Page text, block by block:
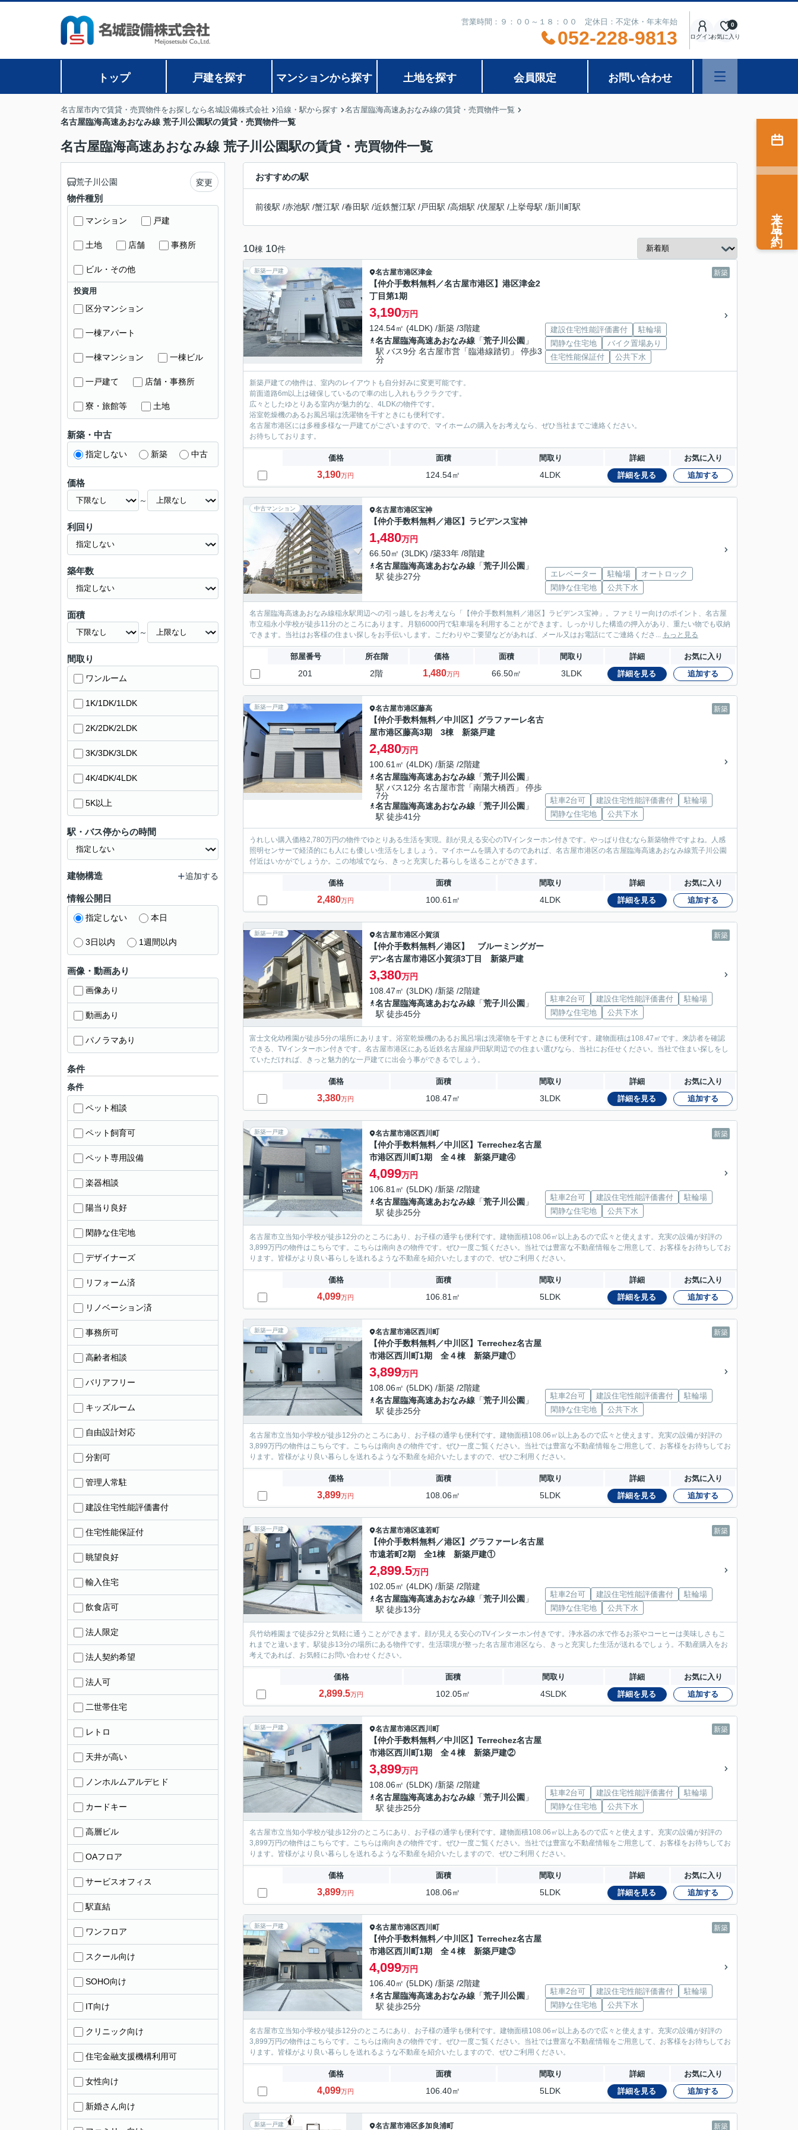
営業時間：９：００～１８：００ 定休日：不定休・年末年始
052-228-9813 ログインお気に入り
0
トップ 戸建を探す マンションから探す 土地を探す 会員限定 お問い合わせ
名古屋市内で賃貸・売買物件をお探しなら名城設備株式会社 沿線・駅から探す 名古屋臨海高速あおなみ線の賃貸・売買物件一覧
名古屋臨海高速あおなみ線 荒子川公園駅の賃貸・売買物件一覧
名古屋臨海高速あおなみ線 荒子川公園駅の賃貸・売買物件一覧
おすすめの駅
前後駅 /赤池駅 /蟹江駅 /春田駅 /近鉄蟹江駅 /戸田駅 /高畑駅 /伏屋駅 / 上挙母駅 /新川町駅
10棟 10件
新築一戸建 新築
名古屋市港区津金
【仲介手数料無料／名古屋市港区】港区津金2
丁目第1期
3,190万円
124.54㎡ (4LDK) /新築 /3階建
名古屋臨海高速あおなみ線 「荒子川公園 」
駅 バス9分 名古屋市営「臨港線踏切」 停歩3
分
建設住宅性能評価書付
駐輪場
閑静な住宅地
バイク置場あり
住宅性能保証付
公共下水
新築戸建ての物件は、室内のレイアウトも自分好みに変更可能です。
前面道路6m以上は確保しているので車の出し入れもラクラクです。
広々としたゆとりある室内が魅力的な、4LDKの物件です。
浴室乾燥機のあるお風呂場は洗濯物を干すときにも便利です。
名古屋市港区には多種多様な一戸建てがございますので、マイホームの購入をお考えなら、ぜひ当社までご連絡ください。
お待ちしております。
価格 面積 間取り 詳細 お気に入り
3,190万円 124.54㎡ 4LDK 詳細を見る 追加する
中古マンション 名古屋市港区宝神
【仲介手数料無料／港区】ラビデンス宝神
1,480万円
66.50㎡ (3LDK) /築33年 /8階建
名古屋臨海高速あおなみ線 「荒子川公園 」
駅 徒歩27分
エレベーター 駐輪場
オートロック
閑静な住宅地
公共下水
名古屋臨海高速あおなみ線稲永駅周辺への引っ越しをお考えなら「【仲介手数料無料／港区】ラビデンス宝神」。ファミリー向けのポイント、名古屋
市立稲永小学校が徒歩11分のところにあります。月額6000円で駐車場を利用することができます。しっかりした構造の押入があり、重たい物でも収納
できます。当社はお客様の住まい探しをお手伝いします。こだわりやご要望などがあれば、メール又はお電話にてご連絡くださ... もっと見る
部屋番号 所在階 価格 面積 間取り 詳細 お気に入り
201 2階 1,480万円 66.50㎡ 3LDK 詳細を見る 追加する
新築一戸建 新築
名古屋市港区藤高
【仲介手数料無料／中川区】グラファーレ名古
屋市港区藤高3期 3棟 新築戸建
2,480万円
100.61㎡ (4LDK) /新築 /2階建
名古屋臨海高速あおなみ線 「荒子川公園 」
駅 バス12分 名古屋市営「南陽大橋西」 停歩
7分
名古屋臨海高速あおなみ線 「荒子川公園 」
駅 徒歩41分
駐車2台可 建設住宅性能評価書付
駐輪場
閑静な住宅地
公共下水
うれしい購入価格2,780万円の物件でゆとりある生活を実現。顔が見える安心のTVインターホン付きです。やっぱり住むなら新築物件ですよね。人感
照明センサーで経済的にも人にも優しい生活をしましょう。マイホームを購入するのであれば、名古屋市港区の名古屋臨海高速あおなみ線荒子川公園
付近はいかがでしょうか。この地域でなら、きっと充実した暮らしを送ることができます。
価格 面積 間取り 詳細 お気に入り
2,480万円 100.61㎡ 4LDK 詳細を見る 追加する
新築一戸建 新築
名古屋市港区小賀須
【仲介手数料無料／港区】 ブルーミングガー
デン名古屋市港区小賀須3丁目 新築戸建
3,380万円
108.47㎡ (3LDK) /新築 /2階建
名古屋臨海高速あおなみ線 「荒子川公園 」
駅 徒歩45分
駐車2台可 建設住宅性能評価書付
駐輪場
閑静な住宅地
公共下水
富士文化幼稚園が徒歩5分の場所にあります。浴室乾燥機のあるお風呂場は洗濯物を干すときにも便利です。建物面積は108.47㎡です。来訪者を確認
できる、TVインターホン付きです。名古屋市港区にある近鉄名古屋線戸田駅周辺での住まい選びなら、当社にお任せください。当社で住まい探しをし
ていただければ、きっと魅力的な一戸建てに出会う事ができるでしょう。
価格 面積 間取り 詳細 お気に入り
3,380万円 108.47㎡ 3LDK 詳細を見る 追加する
新築一戸建 新築
名古屋市港区西川町
【仲介手数料無料／中川区】Terrechez名古屋
市港区西川町1期 全４棟 新築戸建④
4,099万円
106.81㎡ (5LDK) /新築 /2階建
名古屋臨海高速あおなみ線 「荒子川公園 」
駅 徒歩25分
駐車2台可 建設住宅性能評価書付
駐輪場
閑静な住宅地
公共下水
名古屋市立当知小学校が徒歩12分のところにあり、お子様の通学も便利です。建物面積108.06㎡以上あるので広々と使えます。充実の設備が好評の
3,899万円の物件はこちらです。こちらは南向きの物件です。ぜひ一度ご覧ください。当社では豊富な不動産情報をご用意して、お客様をお待ちしてお
ります。皆様がより良い暮らしを送れるような不動産を紹介いたしますので、ぜひご利用ください。
価格 面積 間取り 詳細 お気に入り
4,099万円 106.81㎡ 5LDK 詳細を見る 追加する
新築一戸建 新築
名古屋市港区西川町
【仲介手数料無料／中川区】Terrechez名古屋
市港区西川町1期 全４棟 新築戸建①
3,899万円
108.06㎡ (5LDK) /新築 /2階建
名古屋臨海高速あおなみ線 「荒子川公園 」
駅 徒歩25分
駐車2台可 建設住宅性能評価書付
駐輪場
閑静な住宅地
公共下水
名古屋市立当知小学校が徒歩12分のところにあり、お子様の通学も便利です。建物面積108.06㎡以上あるので広々と使えます。充実の設備が好評の
3,899万円の物件はこちらです。こちらは南向きの物件です。ぜひ一度ご覧ください。当社では豊富な不動産情報をご用意して、お客様をお待ちしてお
ります。皆様がより良い暮らしを送れるような不動産を紹介いたしますので、ぜひご利用ください。
価格 面積 間取り 詳細 お気に入り
3,899万円 108.06㎡ 5LDK 詳細を見る 追加する
新築一戸建 新築
名古屋市港区遠若町
【仲介手数料無料／港区】グラファーレ名古屋
市遠若町2期 全1棟 新築戸建①
2,899.5万円
102.05㎡ (4LDK) /新築 /2階建
名古屋臨海高速あおなみ線 「荒子川公園 」
駅 徒歩13分
駐車2台可 建設住宅性能評価書付
駐輪場
閑静な住宅地
公共下水
呉竹幼稚園まで徒歩2分と気軽に通うことができます。顔が見える安心のTVインターホン付きです。浄水器の水で作るお茶やコーヒーは美味しさもこ
れまでと違います。駅徒歩13分の場所にある物件です。生活環境が整った名古屋市港区なら、きっと充実した生活が送れるでしょう。不動産購入をお
考えであれば、お気軽にお問い合わせください。
価格 面積 間取り 詳細 お気に入り
2,899.5万円 102.05㎡ 4SLDK 詳細を見る 追加する
新築一戸建 新築
名古屋市港区西川町
【仲介手数料無料／中川区】Terrechez名古屋
市港区西川町1期 全４棟 新築戸建②
3,899万円
108.06㎡ (5LDK) /新築 /2階建
名古屋臨海高速あおなみ線 「荒子川公園 」
駅 徒歩25分
駐車2台可 建設住宅性能評価書付
駐輪場
閑静な住宅地
公共下水
名古屋市立当知小学校が徒歩12分のところにあり、お子様の通学も便利です。建物面積108.06㎡以上あるので広々と使えます。充実の設備が好評の
3,899万円の物件はこちらです。こちらは南向きの物件です。ぜひ一度ご覧ください。当社では豊富な不動産情報をご用意して、お客様をお待ちしてお
ります。皆様がより良い暮らしを送れるような不動産を紹介いたしますので、ぜひご利用ください。
価格 面積 間取り 詳細 お気に入り
3,899万円 108.06㎡ 5LDK 詳細を見る 追加する
新築一戸建 新築
名古屋市港区西川町
【仲介手数料無料／中川区】Terrechez名古屋
市港区西川町1期 全４棟 新築戸建③
4,099万円
106.40㎡ (5LDK) /新築 /2階建
名古屋臨海高速あおなみ線 「荒子川公園 」
駅 徒歩25分
駐車2台可 建設住宅性能評価書付
駐輪場
閑静な住宅地
公共下水
名古屋市立当知小学校が徒歩12分のところにあり、お子様の通学も便利です。建物面積108.06㎡以上あるので広々と使えます。充実の設備が好評の
3,899万円の物件はこちらです。こちらは南向きの物件です。ぜひ一度ご覧ください。当社では豊富な不動産情報をご用意して、お客様をお待ちしてお
ります。皆様がより良い暮らしを送れるような不動産を紹介いたしますので、ぜひご利用ください。
価格 面積 間取り 詳細 お気に入り
4,099万円 106.40㎡ 5LDK 詳細を見る 追加する
新築一戸建 新築
名古屋市港区多加良浦町
荒子川公園 変更
物件種別
マンション 戸建
土地 店舗 事務所
ビル・その他
投資用
区分マンション
一棟アパート
一棟マンション 一棟ビル
一戸建て 店舗・事務所
寮・旅館等 土地
新築・中古
指定しない 新築 中古
価格
～
利回り
築年数
面積
～
間取り
ワンルーム
1K/1DK/1LDK
2K/2DK/2LDK
3K/3DK/3LDK
4K/4DK/4LDK
5K以上
駅・バス停からの時間
建物構造 追加する
情報公開日
指定しない 本日
3日以内 1週間以内
画像・動画あり
画像あり
動画あり
パノラマあり
条件
条件
ペット相談
ペット飼育可
ペット専用設備
楽器相談
陽当り良好
閑静な住宅地
デザイナーズ
リフォーム済
リノベーション済
事務所可
高齢者相談
バリアフリー
キッズルーム
自由設計対応
分割可
管理人常駐
建設住宅性能評価書付
住宅性能保証付
眺望良好
輸入住宅
飲食店可
法人限定
法人契約希望
法人可
二世帯住宅
レトロ
天井が高い
ノンホルムアルデヒド
カードキー
高層ビル
OAフロア
サービスオフィス
駅直結
ワンフロア
スクール向け
SOHO向け
IT向け
クリニック向け
住宅金融支援機構利用可
女性向け
新婚さん向け
来店予約